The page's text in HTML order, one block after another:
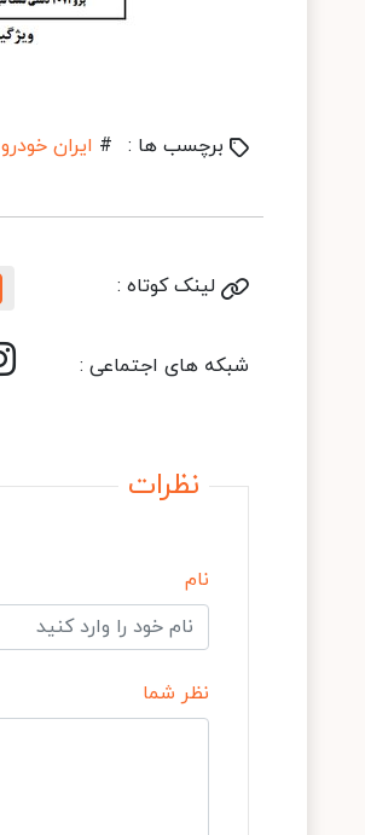
برچسب ها : # ایران خودرو
لینک کوتاه :
شبکه های اجتماعی :
نظرات
نام
نظر شما